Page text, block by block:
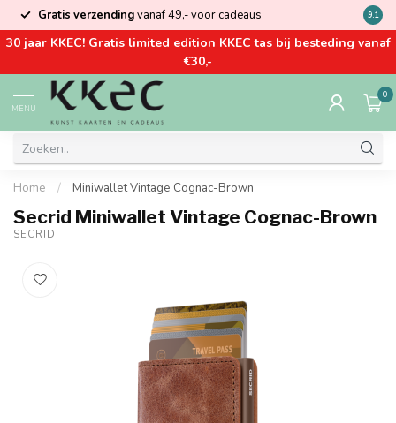
Gratis verzendingvanaf 49,- voor cadeaus Kom
9.1
30 jaar KKEC! Gratis limited edition KKEC tas bij besteding vanaf
€30,-
MENU
0
Home / Miniwallet Vintage Cognac-Brown
Secrid Miniwallet Vintage Cognac-Brown
SECRID